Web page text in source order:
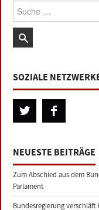
Suche:
SOZIALE
NEUESTE BEITRÄGE
Zum Abschied aus dem
Parlament
Bundesregierung verschläft